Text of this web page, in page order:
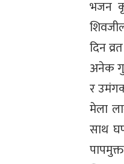
भजन
दिन
अनेक
र
मेला
साथ